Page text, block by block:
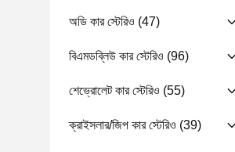
অডি কার স্টেরিও (47)
বিএমডব্লিউ কার স্টেরিও (96)
শেভ্রোলেট কার স্টেরিও (55)
ক্রাইসলার/জিপ কার স্টেরিও (39)